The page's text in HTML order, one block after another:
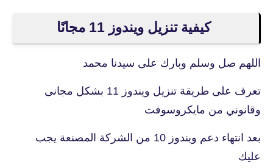
كيفية تنزيل ويندوز 11 مجانًا
اللهم صل وسلم وبارك على سيدنا محمد
تعرف على طريقة تنزيل ويندوز 11 بشكل مجانى
وقانوني من مايكروسوفت
بعد انتهاء دعم ويندوز 10 من الشركة المصنعة يجب
عليك